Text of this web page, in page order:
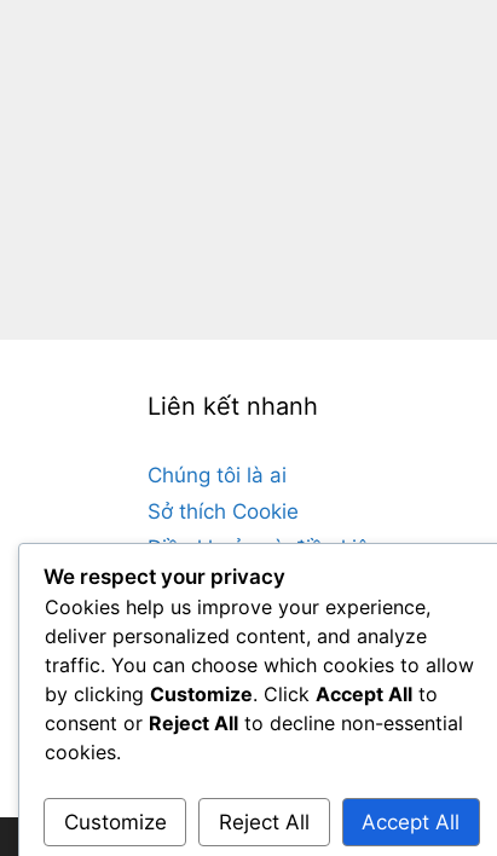
Liên kết nhanh
Chúng tôi là ai
Sở thích Cookie
Điều khoản và điều kiện
Liên hệ với chúng tôi
Chính sách Bảo vệ Dữ liệu
Language
We respect your privacy
Cookies help us improve your experience,
deliver personalized content, and analyze
traffic. You can choose which cookies to allow
by clicking Customize. Click Accept All to
consent or Reject All to decline non-essential
cookies.
Customize Reject All Accept All